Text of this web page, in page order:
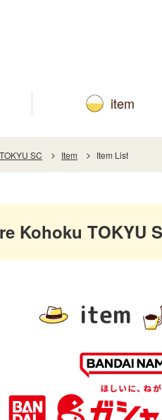
item
SC Item Item List
Kohoku TOKYU
item